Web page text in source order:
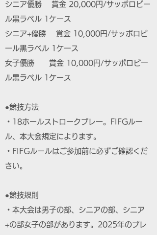
シニア優勝 賞金 20,000円/サッポロビー
ル黒ラベル 1ケース
シニア+優勝 賞金 10,000円/サッポロビ
ール黒ラベル 1ケース
女子優勝 賞金 10,000円/サッポロビー
ル黒ラベル 1ケース
●競技方法
・18ホールストロークプレー。FIFGルー
ル、本大会規定によります。
・FIFGルールはご参加前に必ずご確認くだ
さい。
●競技規則
・本大会は男子の部、シニアの部、シニア
+の部女子の部があります。2025年のプレ